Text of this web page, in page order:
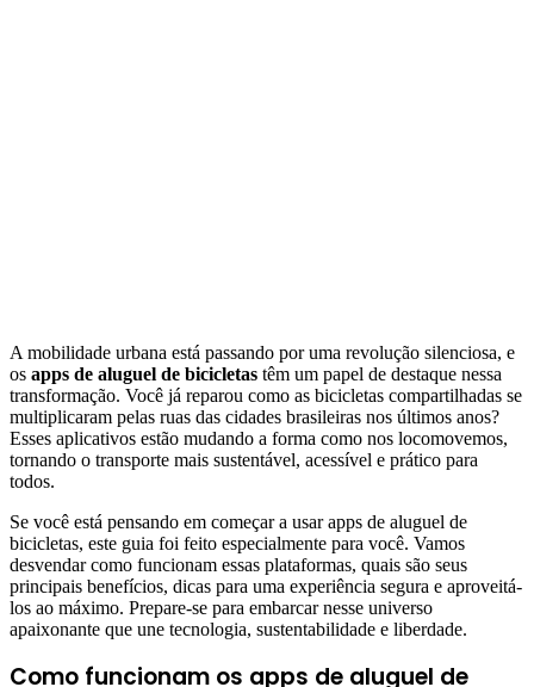
A mobilidade urbana está passando por uma revolução silenciosa, e
os apps de aluguel de bicicletas têm um papel de destaque nessa
transformação. Você já reparou como as bicicletas compartilhadas se
multiplicaram pelas ruas das cidades brasileiras nos últimos anos?
Esses aplicativos estão mudando a forma como nos locomovemos,
tornando o transporte mais sustentável, acessível e prático para
todos.
Se você está pensando em começar a usar apps de aluguel de
bicicletas, este guia foi feito especialmente para você. Vamos
desvendar como funcionam essas plataformas, quais são seus
principais benefícios, dicas para uma experiência segura e aproveitá-
los ao máximo. Prepare-se para embarcar nesse universo
apaixonante que une tecnologia, sustentabilidade e liberdade.
Como funcionam os apps de aluguel de